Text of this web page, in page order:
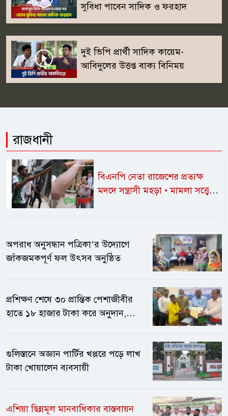
সুবিধা পাবেন সাদিক ও ফরহাদ
দুই ভিপি প্রার্থী সাদিক কায়েম-
আবিদুলের উত্তপ্ত বাক্য বিনিময়
রাজধানী
বিএনপি নেতা রাজেশের প্রত্যক্ষ
মদদে সন্ত্রাসী মহড়া • মামলা সত্ত্বেও
মুখে গণমাধ্যমের স্বাধীনতা ও
নিরাপত্তা
অপরাধ অনুসন্ধান পত্রিকা’র উদ্যোগে
জাঁকজমকপূর্ণ ফল উৎসব অনুষ্ঠিত
প্রশিক্ষণ শেষে ৩০ প্রান্তিক পেশাজীবীর
হাতে ১৮ হাজার টাকা করে অনুদান,
গুলিস্তানে অজ্ঞান পার্টির খপ্পরে পড়ে লাখ
টাকা খোয়ালেন ব্যবসায়ী
এশিয়া ছিন্নমূল মানবাধিকার বাস্তবায়ন